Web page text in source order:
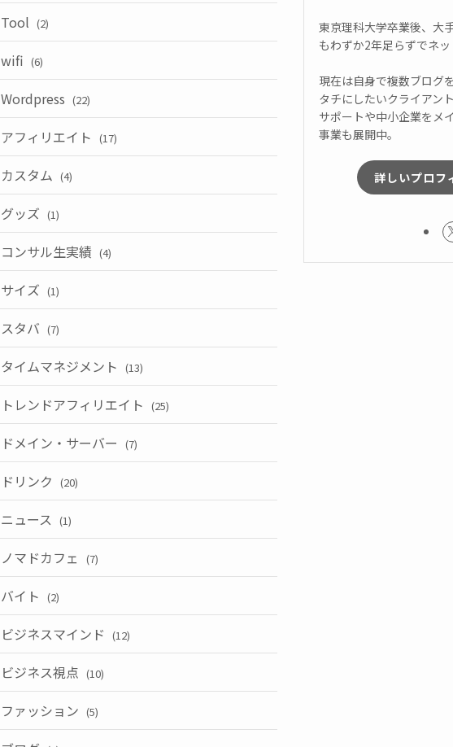
Tool (2)
wifi (6)
Wordpress (22)
アフィリエイト (17)
カスタム (4)
グッズ (1)
コンサル生実績 (4)
サイズ (1)
スタバ (7)
タイムマネジメント (13)
トレンドアフィリエイト (25)
ドメイン・サーバー (7)
ドリンク (20)
ニュース (1)
ノマドカフェ (7)
バイト (2)
ビジネスマインド (12)
ビジネス視点 (10)
ファッション (5)
東京理科大学卒業後、大
もわずか2年足らずでネッ
現在は自身で複数ブログ
タチにしたいクライアン
サポートや中小企業をメ
事業も展開中。
詳しいプロフ